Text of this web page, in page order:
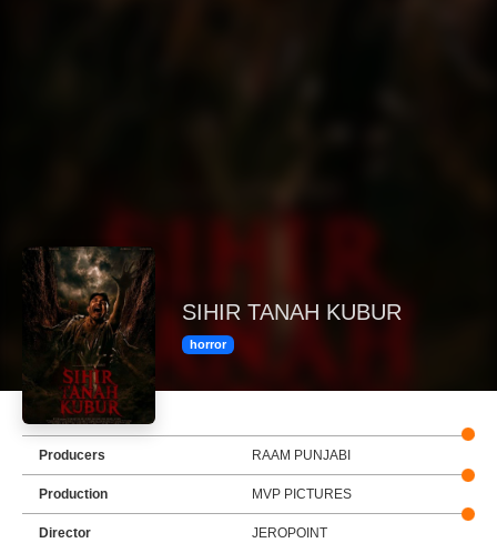
SIHIR TANAH KUBUR
horror
Producers RAAM PUNJABI
Production MVP PICTURES
Director JEROPOINT